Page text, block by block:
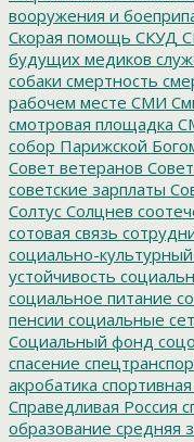
вооружения и
Скорая помощь СКУД
будущих медиков
собаки смертность
рабочем месте СМИ
смотровая площадка
собор Парижской
Совет ветеранов
советские зарплаты
Солтус Солцнев
сотовая связь
социально-
устойчивость
социальное питание
пенсии социальные
Социальный фонд
спасение
акробатика
Справедливая Россия
образование средняя